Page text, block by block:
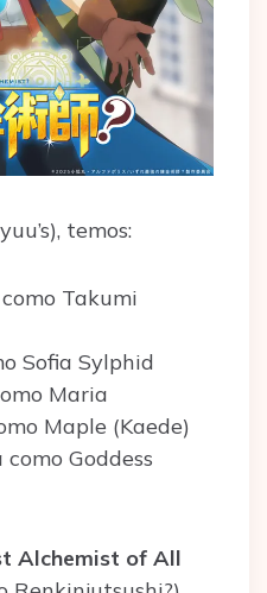
temos:
Takumi
Sofia Sylphid
Maria
Maple (Kaede)
Goddess
Alchemist of All